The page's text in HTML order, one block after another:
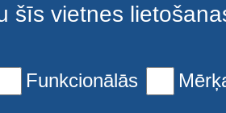
šīs vietnes
Funkcionālās